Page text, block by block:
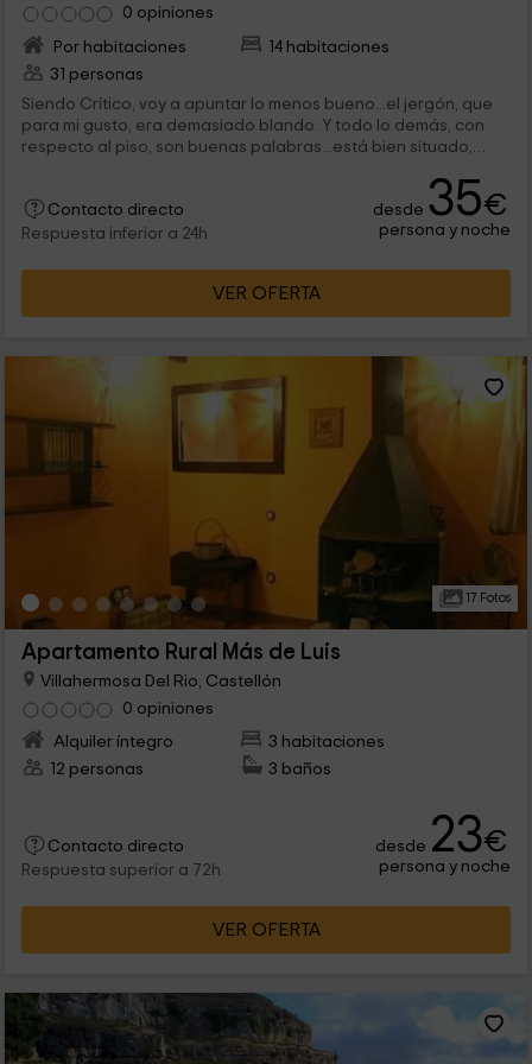
0 opiniones
Por habitaciones
14 habitaciones
31 personas
Siendo Crítico, voy a apuntar lo menos bueno...el jergón, que
para mi gusto, era demasiado blando. Y todo lo demás, con
respecto al piso, son buenas palabras...está bien situado,
atención de los dueños es EXCELENTE, y se preocupan mucho
de que estés agusto y bien, siempre y en todo momento, sin
incordiar. Hay una terraza, que con poca luz, se ven las
Contacto directo
Respuesta inferior a 24h
desde 35€
persona y noche
VER OFERTA
17 Fotos
Apartamento Rural Más de Luis
Villahermosa Del Rio, Castellón
0 opiniones
Alquiler íntegro
3 habitaciones
12 personas
3 baños
Contacto directo
Respuesta superior a 72h
desde 23€
persona y noche
VER OFERTA